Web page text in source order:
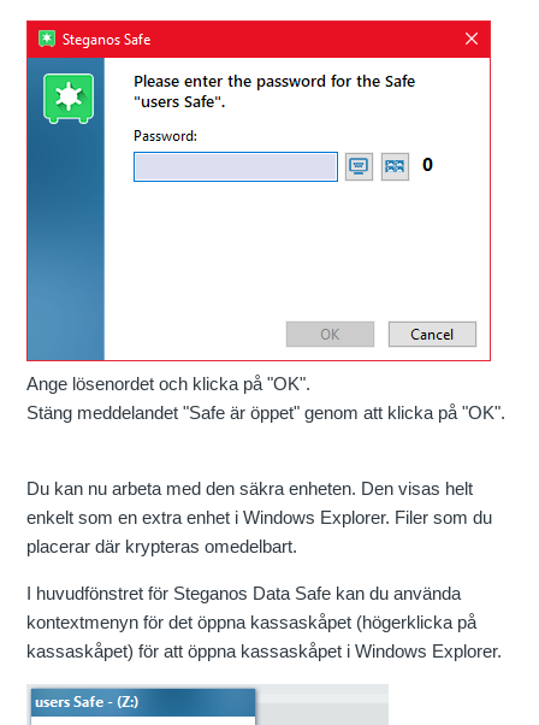
Ange lösenordet och klicka på "OK".
Stäng meddelandet "Safe är öppet" genom att klicka på "OK".
Du kan nu arbeta med den säkra enheten. Den visas helt
enkelt som en extra enhet i Windows Explorer. Filer som du
placerar där krypteras omedelbart.
I huvudfönstret för Steganos Data Safe kan du använda
kontextmenyn för det öppna kassaskåpet (högerklicka på
kassaskåpet) för att öppna kassaskåpet i Windows Explorer.